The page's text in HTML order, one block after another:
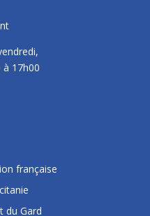
17h00
française
du Gard